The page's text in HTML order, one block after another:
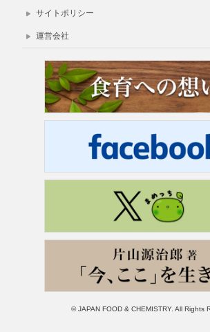
サイトポリシー
運営会社
© JAPAN FOOD & CHEMISTRY. All Rights